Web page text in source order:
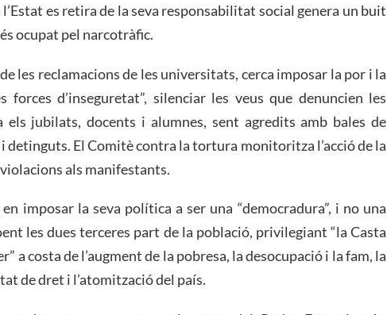
es retira de la seva responsabilitat social genera un buit
ocupat pel narcotràfic.
les reclamacions de les universitats, cerca imposar la por i la
forces d’inseguretat”, silenciar les veus que denuncien les
els jubilats, docents i alumnes, sent agredits amb bales de
i detinguts. El Comitè contra la tortura monitoritza l’acció de la
als manifestants.
imposar la seva política a ser una “democradura”, i no una
les dues terceres part de la població, privilegiant “la Casta
a costa de l’augment de la pobresa, la desocupació i la fam, la
de dret i l’atomització del país.